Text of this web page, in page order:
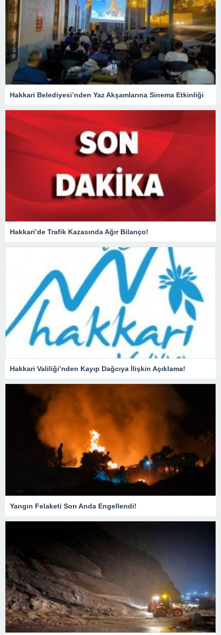
Hakkari Belediyesi’nden Yaz Akşamlarına Sinema Etkinliği
Hakkari’de Trafik Kazasında Ağır Bilanço!
Hakkari Valiliği’nden Kayıp Dağcıya İlişkin Açıklama!
Yangın Felaketi Son Anda Engellendi!